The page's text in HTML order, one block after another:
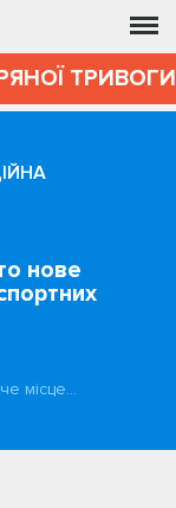
ТРИВОГИ
нове
місце…